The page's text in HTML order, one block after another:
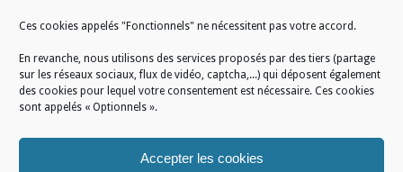
Ces cookies appelés "Fonctionnels" ne nécessitent pas votre accord.
En revanche, nous utilisons des services proposés par des tiers (partage
sur les réseaux sociaux, flux de vidéo, captcha,...) qui déposent également
des cookies pour lequel votre consentement est nécessaire. Ces cookies
sont appelés « Optionnels ».
Accepter les cookies